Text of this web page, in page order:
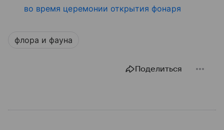
во время церемонии открытия фонаря
флора и фауна
Поделиться